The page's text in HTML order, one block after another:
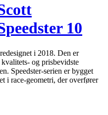
10
2019
i 2018. Den er
og prisbevidste
Speedster-serien er bygget
i race-geometri, der overfører